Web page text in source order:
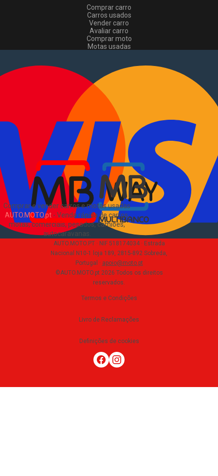
Comprar e vender carros e motas usadas
AUTO.MOTO.pt- Venda rápida de carros,
motas, comerciais, pesados, camiões,
autocaravanas
Comprar carro
Carros usados
Vender carro
Avaliar carro
Comprar moto
Motas usadas
Comerciais usados
Vender comerciais
Informações
Como comprar e vender
Pacotes de anúncios
Verificar VIN e matrícula
Sitemap
EN
Sobre Nós
AUTO.MOTO.PT · NIF 518174034 · Estrada
Nacional N10-1 loja 189, 2815-892 Sobreda,
Portugal · apoio@moto.pt
©AUTO.MOTO.pt 2026 Todos os direitos
reservados.
Termos e Condições
Livro de Reclamações
Definições de cookies